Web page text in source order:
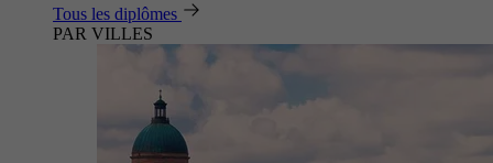
Tous les diplômes
PAR VILLES